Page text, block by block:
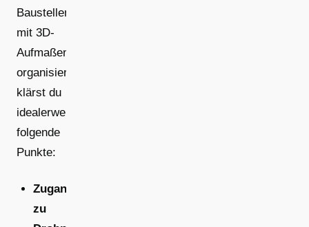
Baustellenmanagement
mit 3D-
Aufmaßen
organisierst,
klärst du
idealerweise
folgende
Punkte:
Zugang
zu